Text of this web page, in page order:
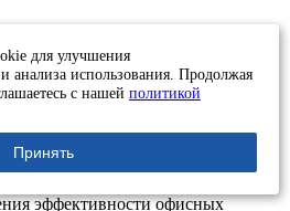
ценности является одним из
системы повышения
и офиса. Этот инструмент
ситуацию, взглянуть на
«сверху», выявить потери и
навыки анализа
инструментов Бережливого
эффективности офисных
для улучшения
анализа использования. Продолжая
с нашей политикой
Принять